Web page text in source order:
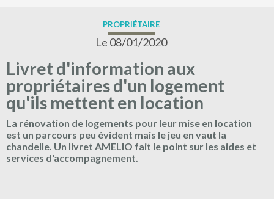
PROPRIÉTAIRE
Le 08/01/2020
Livret d'information aux
propriétaires d'un logement
qu'ils mettent en location
La rénovation de logements pour leur mise en location
est un parcours peu évident mais le jeu en vaut la
chandelle. Un livret AMELIO fait le point sur les aides et
services d'accompagnement.